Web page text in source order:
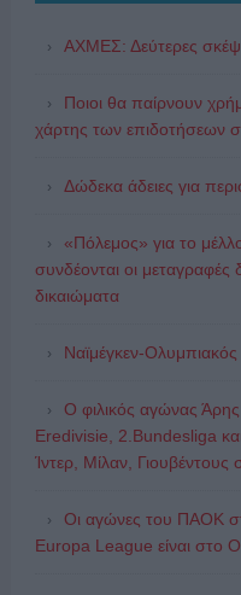
ΑΧΜΕΣ: Δεύτερες
Ποιοι θα παίρνουν
χάρτης των
Δώδεκα άδειες για
«Πόλεμος» για το
συνδέονται οι
δικαιώματα
Ναϊμέγκεν-
Ο φιλικός αγώνας
Eredivisie, 2.Bundesliga
Ίντερ, Μίλαν,
Οι αγώνες του ΠΑΟΚ
Europa League είναι στο